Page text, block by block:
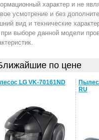
характер и не
усмотрение и без
вид и технические
при выборе данной модели
по цене
LG VK-70161ND
RU